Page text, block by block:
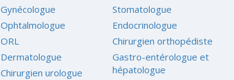
Gynécologue
Ophtalmologue
ORL
Dermatologue
Chirurgien urologue
Stomatologue
Endocrinologue
Chirurgien orthopédiste
Gastro-entérologue et
hépatologue